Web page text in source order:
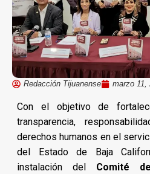
Redacción Tijuanense marzo 11,
Con el objetivo de
transparencia,
derechos humanos en el
del Estado de Baja
instalación del Comité